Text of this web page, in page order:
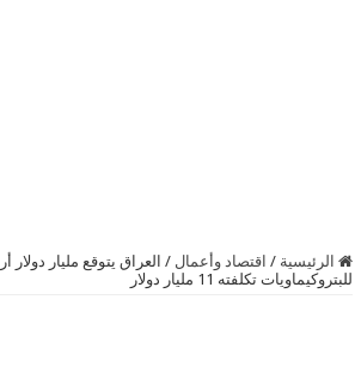
الرئيسية / اقتصاد وأعمال / ‏العراق‬ يتوقع مليار
للبتروكيماويات تكلفته 11 مليار دولار